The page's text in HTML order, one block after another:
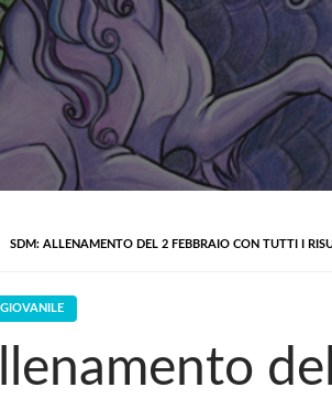
SDM: ALLENAMENTO DEL 2 FEBBRAIO CON TUTTI I